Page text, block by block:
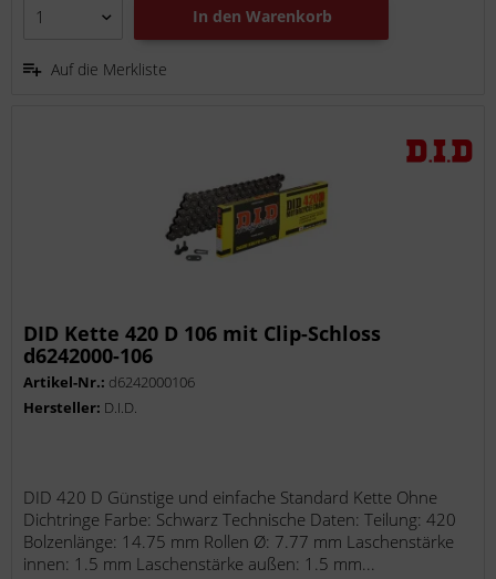
In den Warenkorb
Auf die Merkliste
DID Kette 420 D 106 mit Clip-Schloss
d6242000-106
Artikel-Nr.: d6242000106
Hersteller: D.I.D.
DID 420 D Günstige und einfache Standard Kette Ohne
Dichtringe Farbe: Schwarz Technische Daten: Teilung: 420
Bolzenlänge: 14.75 mm Rollen Ø: 7.77 mm Laschenstärke
innen: 1.5 mm Laschenstärke außen: 1.5 mm...